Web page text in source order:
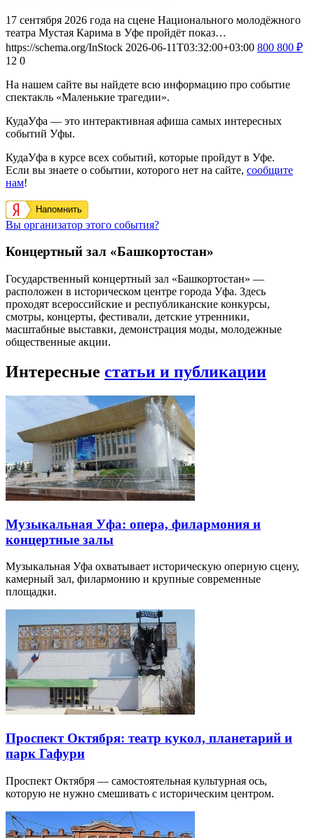
17 сентября 2026 года на сцене Национального молодёжного
театра Мустая Карима в Уфе пройдёт показ…
https://schema.org/InStock 2026-06-11T03:32:00+03:00 800 800 ₽
12 0
На нашем сайте вы найдете всю информацию про событие
спектакль «Маленькие трагедии».
КудаУфа — это интерактивная афиша самых интересных
событий Уфы.
КудаУфа в курсе всех событий, которые пройдут в Уфе.
Если вы знаете о событии, которого нет на сайте, сообщите
нам!
Напомнить
Вы организатор этого события?
Концертный зал «Башкортостан»
Государственный концертный зал «Башкортостан» —
расположен в историческом центре города Уфа. Здесь
проходят всероссийские и республиканские конкурсы,
смотры, концерты, фестивали, детские утренники,
масштабные выставки, демонстрация моды, молодежные
общественные акции.
Интересные статьи и публикации
Музыкальная Уфа: опера, филармония и
концертные залы
Музыкальная Уфа охватывает историческую оперную сцену,
камерный зал, филармонию и крупные современные
площадки.
Проспект Октября: театр кукол, планетарий и
парк Гафури
Проспект Октября — самостоятельная культурная ось,
которую не нужно смешивать с историческим центром.